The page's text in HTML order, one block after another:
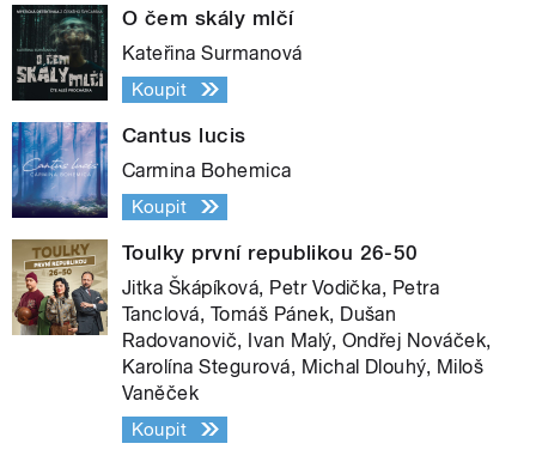
O čem skály mlčí
Kateřina Surmanová
Koupit
Cantus lucis
Carmina Bohemica
Koupit
Toulky první republikou 26-50
Jitka Škápíková, Petr Vodička, Petra
Tanclová, Tomáš Pánek, Dušan
Radovanovič, Ivan Malý, Ondřej Nováček,
Karolína Stegurová, Michal Dlouhý, Miloš
Vaněček
Koupit